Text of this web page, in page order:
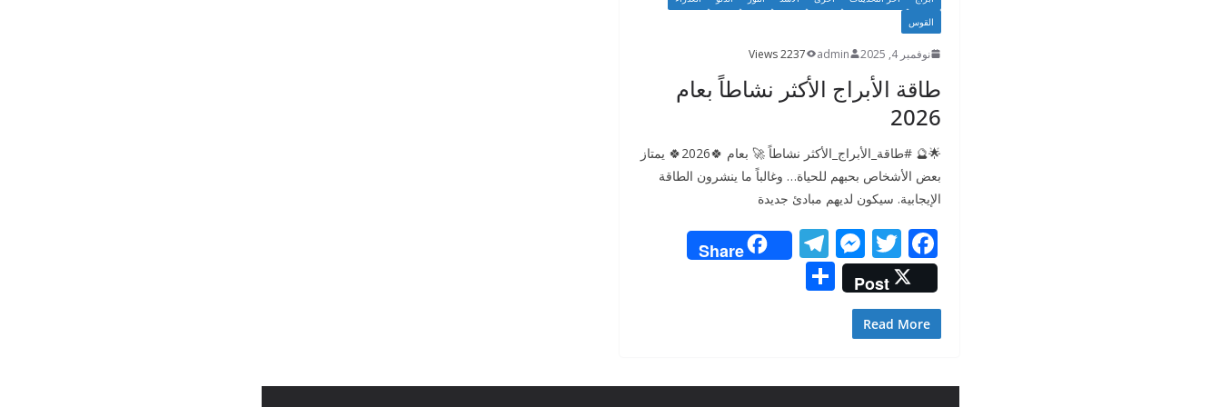
القوس
نوفمبر 4, 2025 admin
2237 Views
طاقة الأبراج الأكثر نشاطاً بعام
2026
🌟🔮 #طاقة_الأبراج_الأكثر نشاطاً 🚀 بعام 🍀2026🍀 يمتاز
بعض الأشخاص بحبهم للحياة… وغالباً ما ينشرون الطاقة
الإيجابية. سيكون لديهم مبادئ جديدة
F
ac
e
b
o
T
w
itt
er
M
e
ss
g
T
el
m
Share
Post
Read More